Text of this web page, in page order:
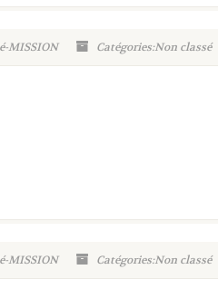
MISSION Catégories:Non classé
MISSION Catégories:Non classé